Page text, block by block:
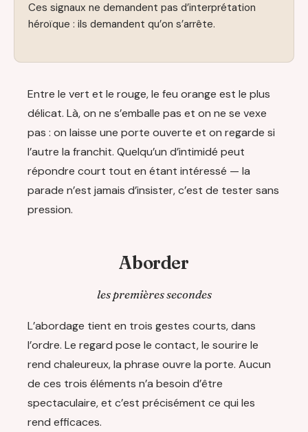
Ces signaux ne demandent pas d’interprétation
héroïque : ils demandent qu’on s’arrête.
Entre le vert et le rouge, le feu orange est le plus
délicat. Là, on ne s’emballe pas et on ne se vexe
pas : on laisse une porte ouverte et on regarde si
l’autre la franchit. Quelqu’un d’intimidé peut
répondre court tout en étant intéressé — la
parade n’est jamais d’insister, c’est de tester sans
pression.
Aborder
les premières secondes
L’abordage tient en trois gestes courts, dans
l’ordre. Le regard pose le contact, le sourire le
rend chaleureux, la phrase ouvre la porte. Aucun
de ces trois éléments n’a besoin d’être
spectaculaire, et c’est précisément ce qui les
rend efficaces.